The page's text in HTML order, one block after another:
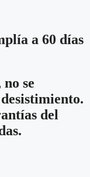
a 60 días
se
del